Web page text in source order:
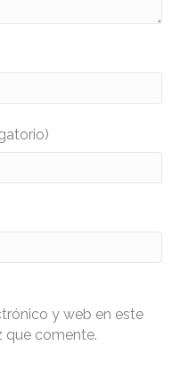
y web en este
que comente.